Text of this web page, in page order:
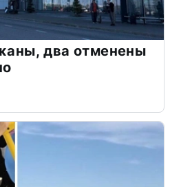
два отменены